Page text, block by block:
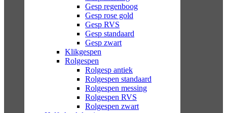
Gesp regenboog
Gesp rose gold
Gesp RVS
Gesp standaard
Gesp zwart
Klikgespen
Rolgespen
Rolgesp antiek
Rolgespen standaard
Rolgespen messing
Rolgespen RVS
Rolgespen zwart